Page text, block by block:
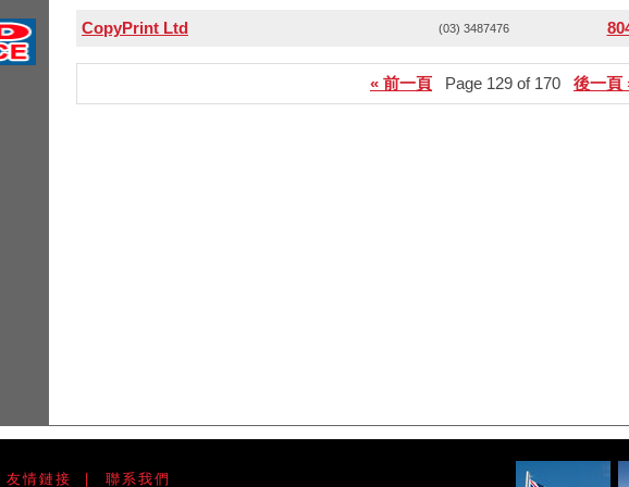
CopyPrint Ltd (03) 3487476
« 前一頁 Page 129 of 170 後一頁
友情鏈接 聯系我們